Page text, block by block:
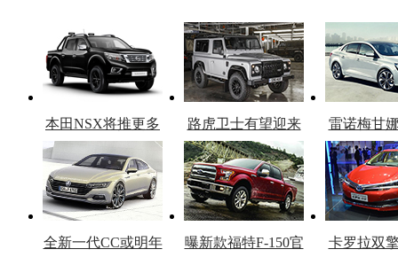
本田NSX将推更多
车型
路虎卫士有望迎来
复产
雷诺梅甘
官
全新一代CC或明年
曝新款福特F-150官
卡罗拉双